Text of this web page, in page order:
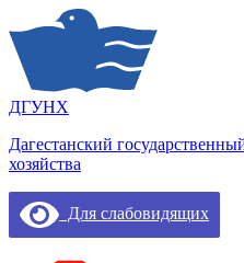
ДГУНХ
Дагестанский
хозяйства
Для слабовидящих